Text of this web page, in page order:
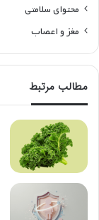
محتوای سلامتی
مغز و اعصاب
مطالب مرتبط